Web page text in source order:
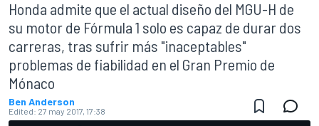
Honda admite que el actual diseño del MGU-H de
su motor de Fórmula 1 solo es capaz de durar dos
carreras, tras sufrir más "inaceptables"
problemas de fiabilidad en el Gran Premio de
Mónaco
Ben Anderson
Edited: 27 may 2017, 17:38